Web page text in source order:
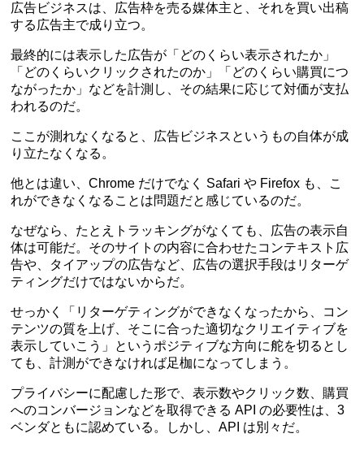
広告ビジネスは、広告枠を売る媒体主と、それを買い出稿
する広告主で成り立つ。
最終的には表示した広告が「どのくらい表示されたか」
「どのくらいクリックされたのか」「どのくらい購買につ
ながったか」などを計測し、その結果に応じて対価が支払
われるのだ。
ここが測れなくなると、広告ビジネスというもの自体が成
り立たなくなる。
他とは違い、Chrome だけでなく Safari や Firefox も、こ
れができなくなることは問題だと感じているのだ。
なぜなら、たとえトラッキングがなくても、広告の表示自
体は可能だ。そのサイトの内容に合わせたコンテキスト広
告や、タイアップの広告など、広告の選択手段はリターゲ
ティングだけではないからだ。
せっかく「リターゲティングができなくなったから、コン
テンツの質を上げ、そこに合った適切なクリエイティブを
表示していこう」というポジティブな方向に舵を切るとし
ても、計測ができなければ足枷になってしまう。
プライバシーに配慮した形で、表示数やクリック数、購買
へのコンバージョンなどを取得できる API の必要性は、3
ベンダともに認めている。しかし、API は別々だ。